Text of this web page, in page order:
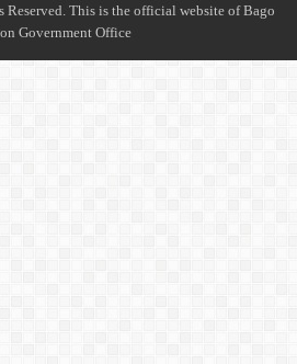
This is the official website of Bago
Government Office